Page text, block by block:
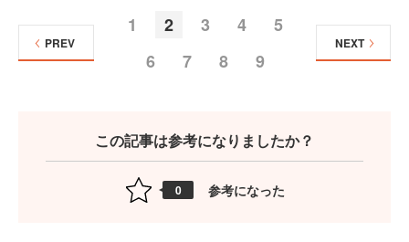
1 2 3 4
5
6
7 8 9
PREV NEXT
この記事は参考になりましたか？
0 参考になった